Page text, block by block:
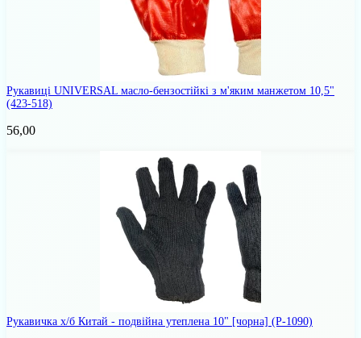
Рукавиці UNIVERSAL масло-бензостійкі з м'яким манжетом 10,5"
(423-518)
56,00
Рукавичка х/б Китай - подвійна утеплена 10" [чорна] (Р-1090)